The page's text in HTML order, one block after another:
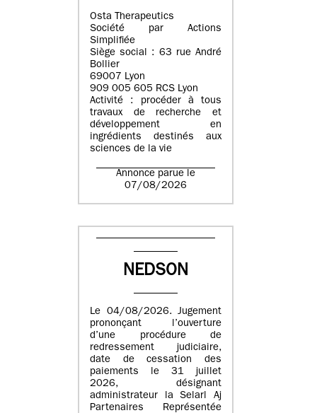
Osta Therapeutics
Société par Actions
Simplifiée
Siège social : 63 rue André
Bollier
69007 Lyon
909 005 605 RCS Lyon
Activité : procéder à tous
travaux de recherche et
développement en
ingrédients destinés aux
sciences de la vie
Annonce parue le
07/08/2026
NEDSON
Le 04/08/2026. Jugement
prononçant l’ouverture
d’une procédure de
redressement judiciaire,
date de cessation des
paiements le 31 juillet
2026, désignant
administrateur la Selarl Aj
Partenaires Représentée